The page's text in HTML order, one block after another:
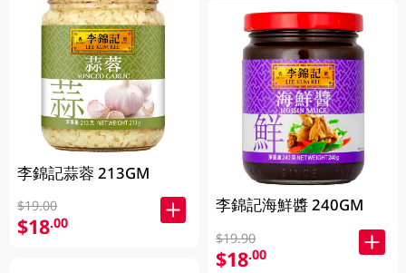
李錦記蒜蓉 213GM
$19.00
$18.00
李錦記海鮮醬 240GM
$19.90
$18.00